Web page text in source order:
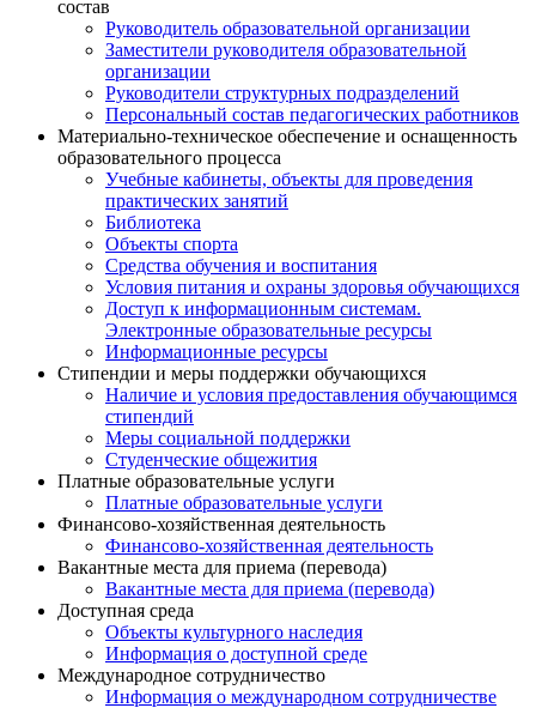
состав
Руководитель образовательной организации
Заместители руководителя образовательной
организации
Руководители структурных подразделений
Персональный состав педагогических работников
Материально-техническое обеспечение и оснащенность
образовательного процесса
Учебные кабинеты, объекты для проведения
практических занятий
Библиотека
Объекты спорта
Средства обучения и воспитания
Условия питания и охраны здоровья обучающихся
Доступ к информационным системам.
Электронные образовательные ресурсы
Информационные ресурсы
Стипендии и меры поддержки обучающихся
Наличие и условия предоставления обучающимся
стипендий
Меры социальной поддержки
Студенческие общежития
Платные образовательные услуги
Платные образовательные услуги
Финансово-хозяйственная деятельность
Финансово-хозяйственная деятельность
Вакантные места для приема (перевода)
Вакантные места для приема (перевода)
Доступная среда
Объекты культурного наследия
Информация о доступной среде
Международное сотрудничество
Информация о международном сотрудничестве